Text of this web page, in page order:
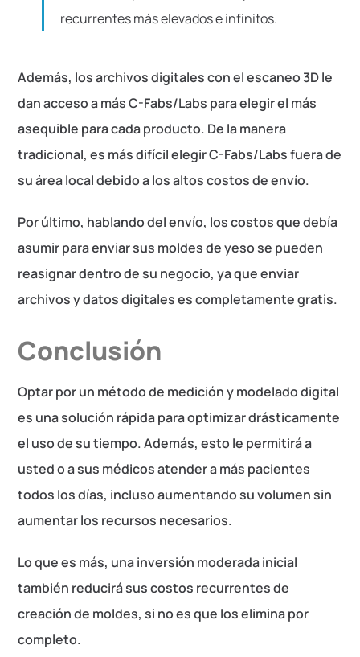
recurrentes más elevados e infinitos.
Además, los archivos digitales con el escaneo 3D le
dan acceso a más C-Fabs/Labs para elegir el más
asequible para cada producto. De la manera
tradicional, es más difícil elegir C-Fabs/Labs fuera de
su área local debido a los altos costos de envío.
Por último, hablando del envío, los costos que debía
asumir para enviar sus moldes de yeso se pueden
reasignar dentro de su negocio, ya que enviar
archivos y datos digitales es completamente gratis.
Conclusión
Optar por un método de medición y modelado digital
es una solución rápida para optimizar drásticamente
el uso de su tiempo. Además, esto le permitirá a
usted o a sus médicos atender a más pacientes
todos los días, incluso aumentando su volumen sin
aumentar los recursos necesarios.
Lo que es más, una inversión moderada inicial
también reducirá sus costos recurrentes de
creación de moldes, si no es que los elimina por
completo.